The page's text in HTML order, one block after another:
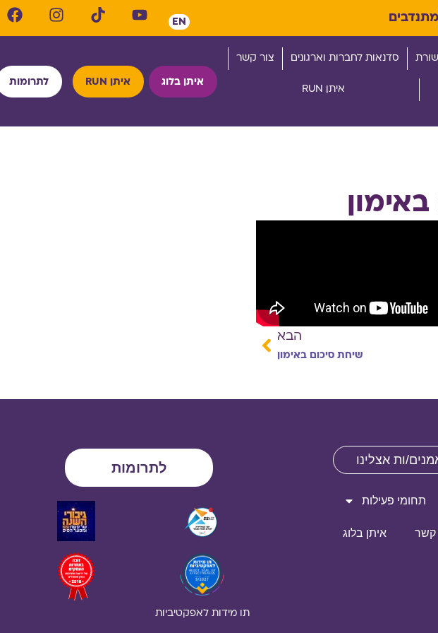
מתנדבים EN
סדנאות לחברות וארגונים צור קשר
איתן RUN
איתן בלוג איתן RUN לתרומות
הבא
שיחת סיכום באימון
ות אצלינו
תחומי פעילות
קשר איתן בלוג
לתרומות
תו מידות לאפקטיביות